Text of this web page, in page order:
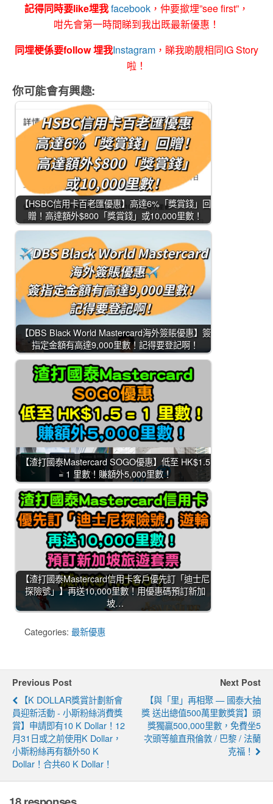
記得同時要like埋我facebook ，仲要撳埋”see first”，
咁先會第一時間睇到我出既最新優惠！
同埋梗係要follow 埋我Instagram ，睇我啲靚相同IG Story
啦！
你可能會有興趣:
【HSBC信用卡百老匯優惠】高達6%「獎賞錢」回
贈！高達額外$800「獎賞錢」或10,000里數！
【DBS Black World Mastercard海外簽賬優惠】簽
指定金額有高達9,000里數！記得要登記啊！
【渣打國泰Mastercard SOGO優惠】低至 HK$1.5
= 1 里數！賺額外5,000里數！
【渣打國泰Mastercard信用卡客戶優先訂「迪士尼
探險號」】再送10,000里數！用優惠碼預訂新加
坡…
Categories: 最新優惠
Previous Post
【K DOLLAR獎賞計劃新會
員迎新活動 - 小斯粉絲消費獎
賞】申請即有10 K Dollar！12
月31日或之前使用K Dollar，
小斯粉絲再有額外50 K
Dollar！合共60 K Dollar！
Next Post
【與「里」再相聚 — 國泰大抽
獎 送出總值500萬里數獎賞】頭
獎獨贏500,000里數，免費坐5
次頭等艙直飛倫敦 / 巴黎 / 法蘭
克福！